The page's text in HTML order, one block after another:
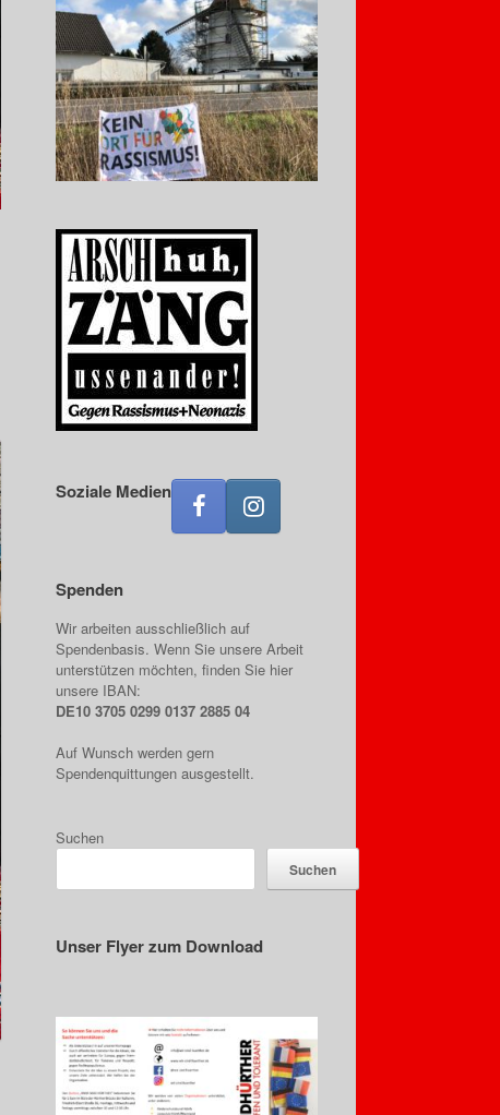
Soziale Medien
Spenden
Wir arbeiten ausschließlich auf
Spendenbasis. Wenn Sie unsere Arbeit
unterstützen möchten, finden Sie hier
unsere IBAN:
DE10 3705 0299 0137 2885 04
Auf Wunsch werden gern
Spendenquittungen ausgestellt.
Suchen
Suchen
Unser Flyer zum Download